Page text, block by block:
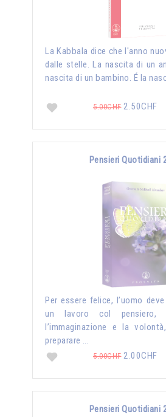
La Kabbala dice che l'anno
dalle stelle. La nascita di un
nascita di un bambino. É la
5.00CHF2.50CHF
Pensieri Quotidiani
Per essere felice, l’uomo
un lavoro col pensiero,
l’immaginazione e la
preparare …
5.00CHF2.00CHF
Pensieri Quotidiani